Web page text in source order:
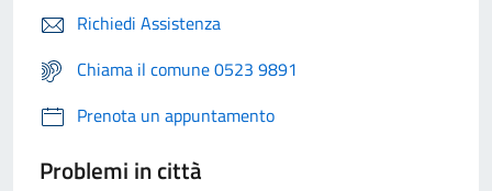
Richiedi Assistenza
Chiama il comune 0523 9891
Prenota un appuntamento
Problemi in città